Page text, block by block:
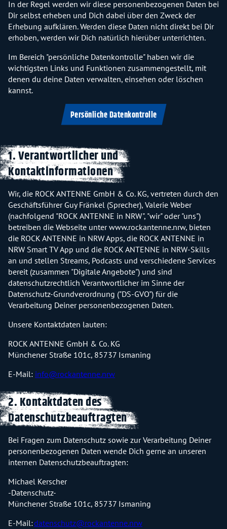
In der Regel werden wir diese personenbezogenen Daten bei
Dir selbst erheben und Dich dabei über den Zweck der
Erhebung aufklären. Werden diese Daten nicht direkt bei Dir
erhoben, werden wir Dich natürlich hierüber unterrichten.
Im Bereich "persönliche Datenkontrolle" haben wir die
wichtigsten Links und Funktionen zusammengestellt, mit
denen du deine Daten verwalten, einsehen oder löschen
kannst.
Persönliche Datenkontrolle
1. Verantwortlicher und
Kontaktinformationen
Wir, die ROCK ANTENNE GmbH & Co. KG, vertreten durch den
Geschäftsführer Guy Fränkel (Sprecher), Valerie Weber
(nachfolgend "ROCK ANTENNE in NRW", "wir" oder "uns")
betreiben die Webseite unter www.rockantenne.nrw, bieten
die ROCK ANTENNE in NRW Apps, die ROCK ANTENNE in
NRW Smart TV App und die ROCK ANTENNE in NRW-Skills
an und stellen Streams, Podcasts und verschiedene Services
bereit (zusammen "Digitale Angebote") und sind
datenschutzrechtlich Verantwortlicher im Sinne der
Datenschutz-Grundverordnung ("DS-GVO") für die
Verarbeitung Deiner personenbezogenen Daten.
Unsere Kontaktdaten lauten:
ROCK ANTENNE GmbH & Co. KG
Münchener Straße 101c, 85737 Ismaning
E-Mail: info@rockantenne.nrw
2. Kontaktdaten des
Datenschutzbeauftragten
Bei Fragen zum Datenschutz sowie zur Verarbeitung Deiner
personenbezogenen Daten wende Dich gerne an unseren
internen Datenschutzbeauftragten:
Michael Kerscher
-Datenschutz-
Münchener Straße 101c, 85737 Ismaning
E-Mail:datenschutz@rockantenne.nrw